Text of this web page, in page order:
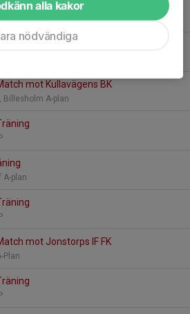
mot Kullavägens BK
Billesholm A-plan
A-plan
mot Jonstorps IF FK
Plan
alla kakor
nödvändiga